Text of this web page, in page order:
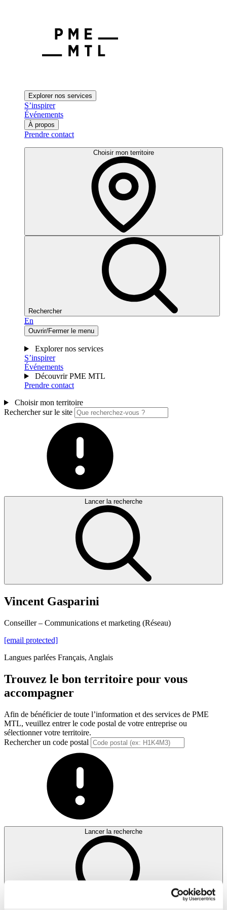
Explorer nos services
S’inspirer
Événements
À propos
Prendre contact
Choisir mon territoire
Rechercher
En
Ouvrir/Fermer le menu
Explorer nos services
S’inspirer
Événements
Découvrir PME MTL
Prendre contact
Choisir mon territoire
Rechercher sur le site
Lancer la recherche
Vincent Gasparini
Conseiller – Communications et marketing (Réseau)
[email protected]
Langues parlées Français, Anglais
Trouvez le bon territoire pour vous
accompagner
Afin de bénéficier de toute l’information et des services de PME
MTL, veuillez entrer le code postal de votre entreprise ou
sélectionner votre territoire.
Rechercher un code postal
Lancer la recherche